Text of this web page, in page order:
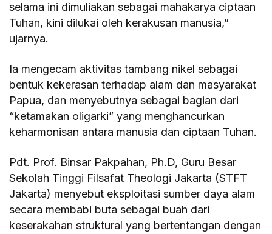
selama ini dimuliakan sebagai mahakarya ciptaan
Tuhan, kini dilukai oleh kerakusan manusia,”
ujarnya.
Ia mengecam aktivitas tambang nikel sebagai
bentuk kekerasan terhadap alam dan masyarakat
Papua, dan menyebutnya sebagai bagian dari
“ketamakan oligarki” yang menghancurkan
keharmonisan antara manusia dan ciptaan Tuhan.
Pdt. Prof. Binsar Pakpahan, Ph.D, Guru Besar
Sekolah Tinggi Filsafat Theologi Jakarta (STFT
Jakarta) menyebut eksploitasi sumber daya alam
secara membabi buta sebagai buah dari
keserakahan struktural yang bertentangan dengan